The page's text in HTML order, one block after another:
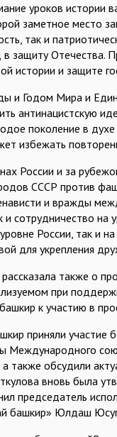
уроков истории
заметное место
так и
защиту Отечества.
истории и защите
и Годом Мира и
антинацистскую
поколение в духе
избежать
России и за
СССР против
и вражды
сотрудничество
России, так и
для укрепления
также о
при
к участию в
приняли
Международного
а также обсудили
вновь была
председатель
башкир» Юлдаш